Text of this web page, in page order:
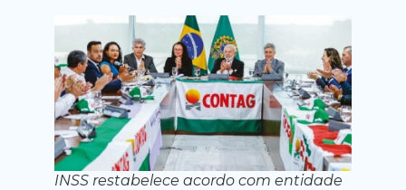
INSS restabelece acordo com entidade